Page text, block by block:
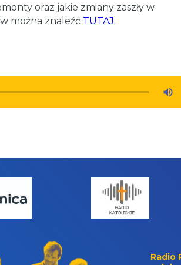
oraz jakie zmiany zaszły w
można znaleźć TUTAJ.
Radio